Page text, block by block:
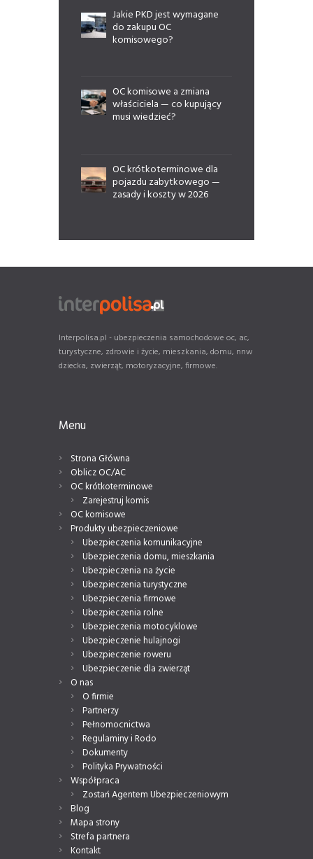
Jakie PKD jest wymagane
do zakupu OC
komisowego?
OC komisowe a zmiana
właściciela — co kupujący
musi wiedzieć?
OC krótkoterminowe dla
pojazdu zabytkowego —
zasady i koszty w 2026
Interpolisa.pl - ubezpieczenia samochodowe oc, ac,
turystyczne, zdrowie i życie, mieszkania, domu, nnw
dziecka, zwierząt, motoryzacyjne, firmowe.
Menu
Strona Główna
Oblicz OC/AC
OC krótkoterminowe
Zarejestruj komis
OC komisowe
Produkty ubezpieczeniowe
Ubezpieczenia komunikacyjne
Ubezpieczenia domu, mieszkania
Ubezpieczenia na życie
Ubezpieczenia turystyczne
Ubezpieczenia firmowe
Ubezpieczenia rolne
Ubezpieczenia motocyklowe
Ubezpieczenie hulajnogi
Ubezpieczenie roweru
Ubezpieczenie dla zwierząt
O nas
O firmie
Partnerzy
Pełnomocnictwa
Regulaminy i Rodo
Dokumenty
Polityka Prywatności
Współpraca
Zostań Agentem Ubezpieczeniowym
Blog
Mapa strony
Strefa partnera
Kontakt